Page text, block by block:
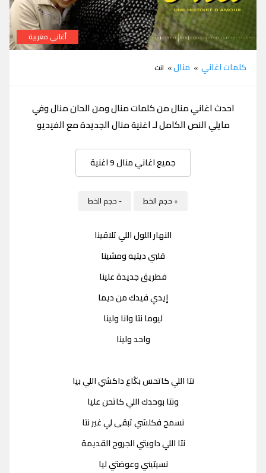
أغاني مغربية
كلمات اغاني » منال» انت
احدث اغاني منال من كلمات منال ومن الحان منال وفي
مايلي النص الكامل لـ اغنية منال الجديدة مع الفيديو
جميع اغاني منال 9 اغنية
+ حجم الخط - حجم الخط
النهار اللول اللي تلاقينا
قلبي ديتيه ومشينا
فطريق جديدة علينا
إيدي فيدك من ديما
ليوما نتا وانا ولينا
واحد ولينا
نتا اللي كاتحس بڭاع داكشي اللي بيا
ونتا بوحدك اللي كاتحن عليا
نسمح فكلشي تبقى لي غير نتا
نتا اللي داويتي الجروح القديمة
نسيتيني وعوضتي ليا